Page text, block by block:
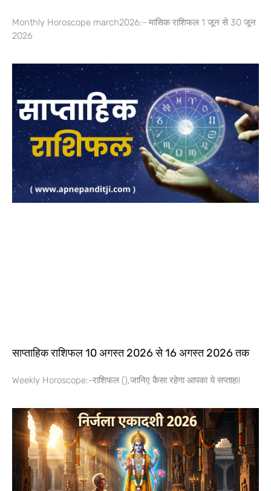
Monthly Horoscope march2026:- मासिक राशिफल 1 जून से 30 जून
2026
साप्ताहिक राशिफल 10 अगस्त 2026 से 16 अगस्त 2026 तक
Weekly Horoscope:-राशिफल (),जानिए कैसा रहेगा आपका ये सप्ताह!!